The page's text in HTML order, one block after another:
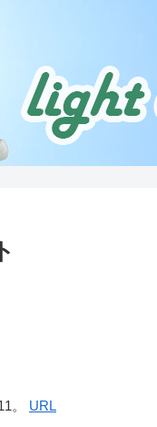
。 URL